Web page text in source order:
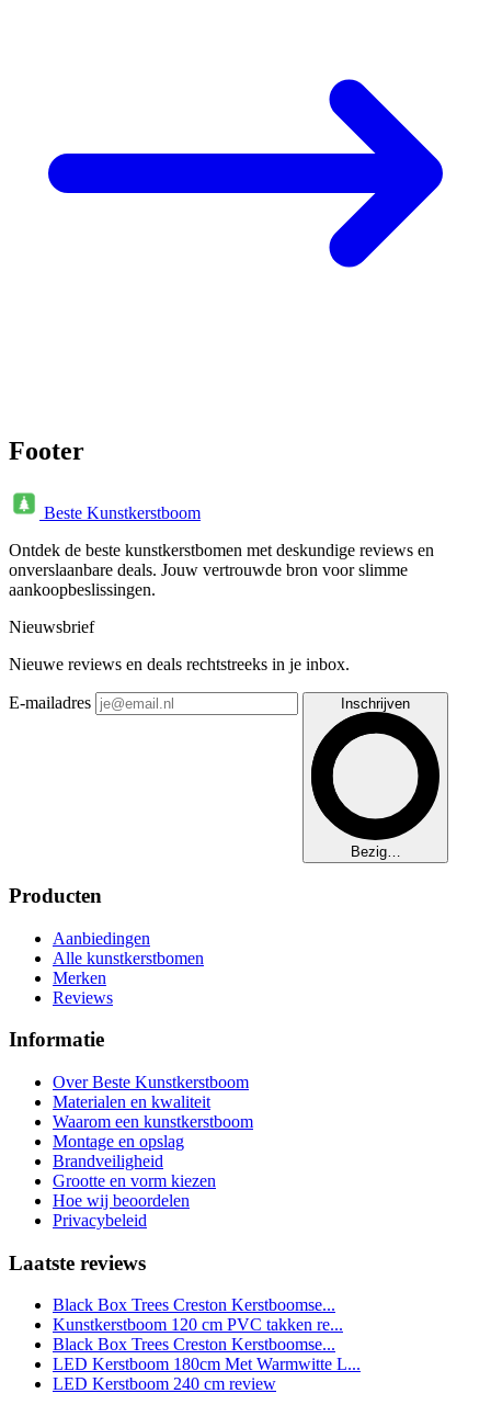
Footer
Beste Kunstkerstboom
Ontdek de beste kunstkerstbomen met deskundige reviews en
onverslaanbare deals. Jouw vertrouwde bron voor slimme
aankoopbeslissingen.
Nieuwsbrief
Nieuwe reviews en deals rechtstreeks in je inbox.
E-mailadres Inschrijven
Bezig…
Producten
Aanbiedingen
Alle kunstkerstbomen
Merken
Reviews
Informatie
Over Beste Kunstkerstboom
Materialen en kwaliteit
Waarom een kunstkerstboom
Montage en opslag
Brandveiligheid
Grootte en vorm kiezen
Hoe wij beoordelen
Privacybeleid
Laatste reviews
Black Box Trees Creston Kerstboomse...
Kunstkerstboom 120 cm PVC takken re...
Black Box Trees Creston Kerstboomse...
LED Kerstboom 180cm Met Warmwitte L...
LED Kerstboom 240 cm review